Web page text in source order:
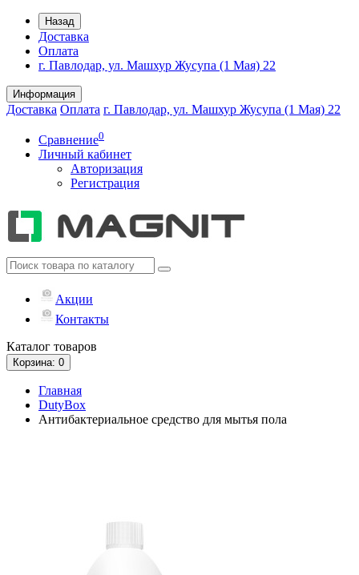
Назад
Доставка
Оплата
г. Павлодар, ул. Машхур Жусупа (1 Мая) 22
Информация
Доставка Оплата г. Павлодар, ул. Машхур Жусупа (1 Мая) 22
Сравнение0
Личный кабинет
Авторизация
Регистрация
Акции
Контакты
Каталог товаров
Корзина: 0
Главная
DutyBox
Антибактериальное средство для мытья пола